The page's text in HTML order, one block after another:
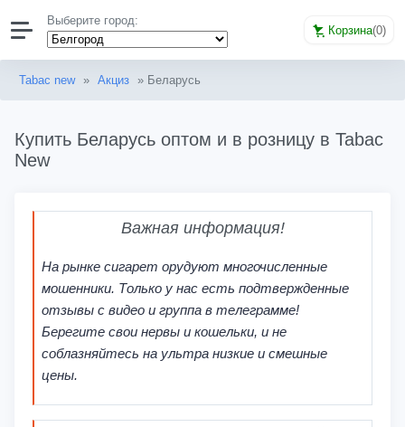
Выберите город:
Корзина(0)
Tabac new » Акциз » Беларусь
Купить Беларусь оптом и в розницу в Tabac
New
Важная информация!
На рынке сигарет орудуют многочисленные
мошенники. Только у нас есть подтвержденные
отзывы с видео и группа в телеграмме!
Берегите свои нервы и кошельки, и не
соблазняйтесь на ультра низкие и смешные
цены.